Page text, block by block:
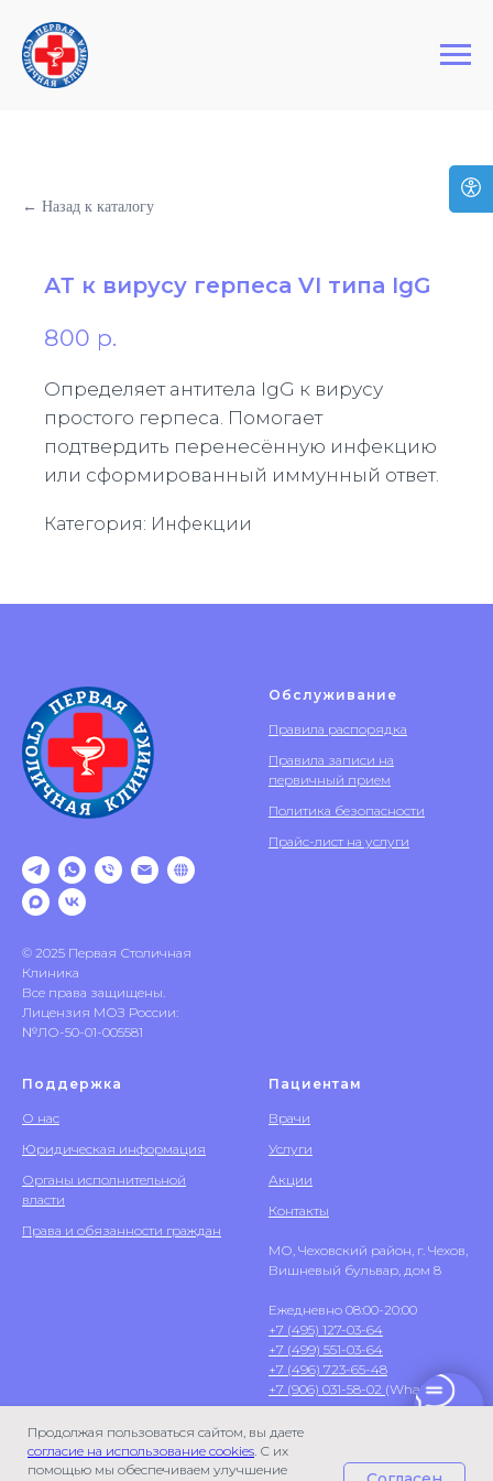
Первая Столичная Клиника
Продолжая пользоваться сайтом, вы даете
согласие на использование cookies. С их
помощью мы обеспечиваем улучшение
← Назад к каталогу
АТ к вирусу герпеса VI типа IgG
800 р.
Определяет антитела IgG к вирусу
простого герпеса. Помогает
подтвердить перенесённую инфекцию
или сформированный иммунный ответ.
Категория: Инфекции
© 2025 Первая Столичная
Клиника
Все права защищены.
Лицензия МОЗ России:
№ЛО-50-01-005581
Обслуживание
Правила распорядка
Правила записи на
первичный прием
Политика безопасности
Прайс-лист на услуги
Поддержка
О нас
Юридическая информация
Органы исполнительной
власти
Права и обязанности граждан
Пациентам
Врачи
Услуги
Акции
Контакты
МО, Чеховский район, г. Чехов,
Вишневый бульвар, дом 8
Ежедневно 08:00-20:00
+7 (495) 127-03-64
+7 (499) 551-03-64
+7 (496) 723-65-48
+7 (906) 031-58-02 (WhatsApp)